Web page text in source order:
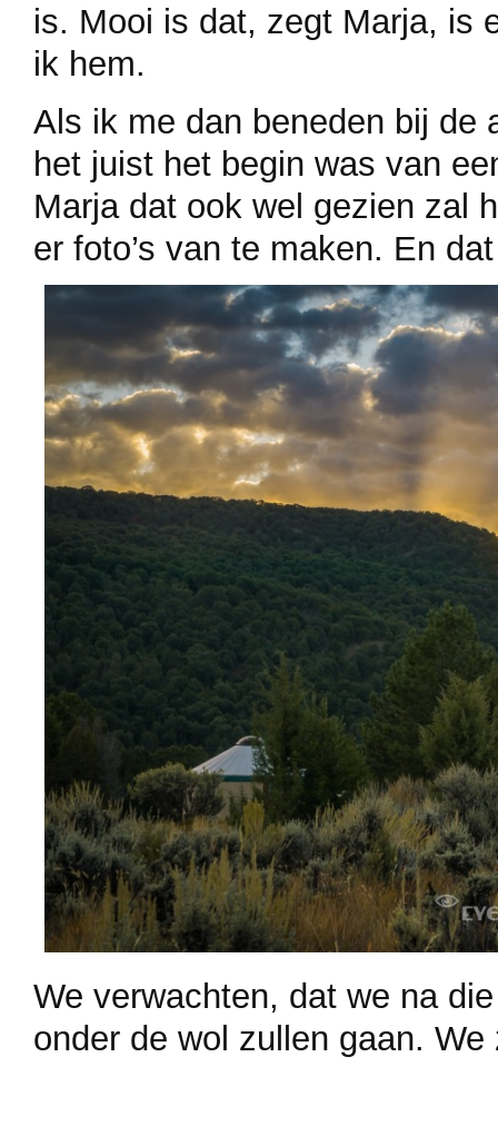
is. Mooi is dat, zegt Marja, is
ik hem.
Als ik me dan beneden bij de
het juist het begin was van
Marja dat ook wel gezien zal
er foto’s van te maken. En
We verwachten, dat we na
onder de wol zullen gaan.